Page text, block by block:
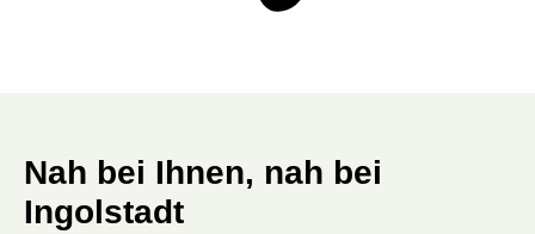
Nah bei Ihnen, nah bei
Ingolstadt